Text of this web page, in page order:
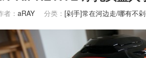
者： aRAY 分类： [剁手]常在河边走/哪有不